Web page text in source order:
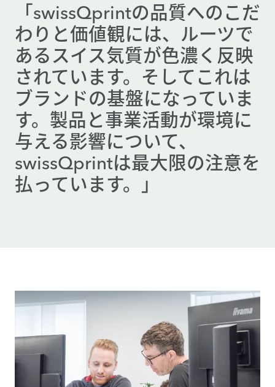
「swissQprintの品質へのこだ
わりと価値観には、ルーツで
あるスイス気質が色濃く反映
されています。そしてこれは
ブランドの基盤になっていま
す。製品と事業活動が環境に
与える影響について、
swissQprintは最大限の注意を
払っています。」